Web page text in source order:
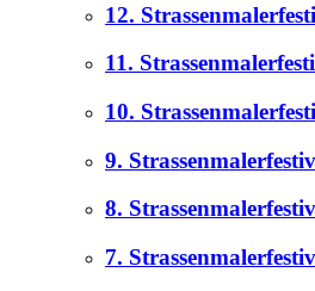
12.
11.
10.
9.
8.
7.